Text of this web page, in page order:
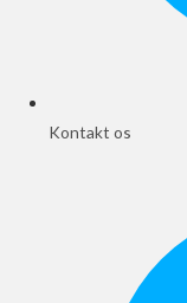
Kontakt os